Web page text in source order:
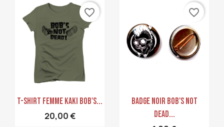
Aperçu rapide
T-Shirt Femme Kaki Bob's...
20,00 €
favorite_border
Aperçu rapide
Badge Noir Bob's Not
Dead...
favorite_border